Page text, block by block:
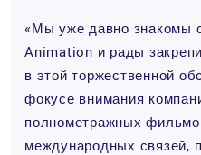
«Мы уже давно знакомы
Animation и рады
в этой торжественной
фокусе внимания
полнометражных
международных связей,